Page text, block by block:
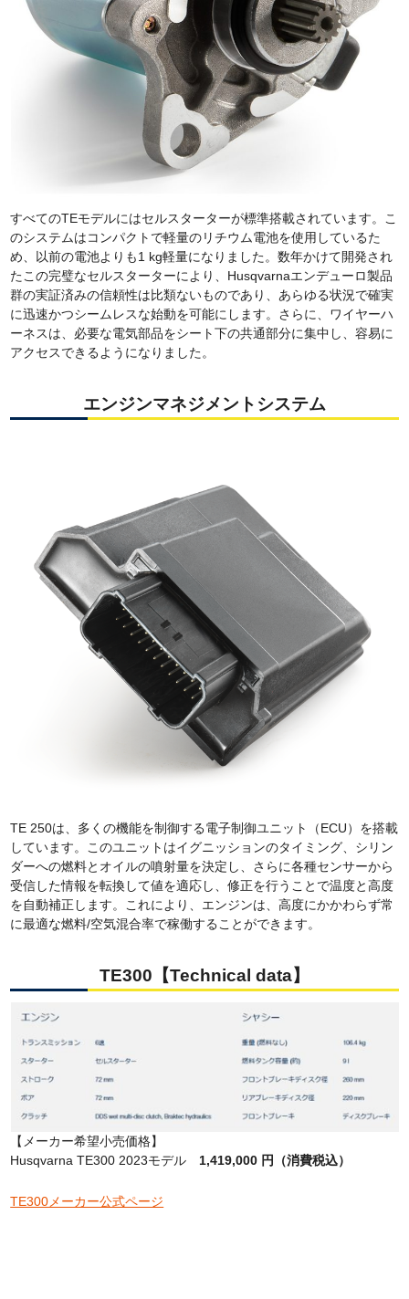
すべてのTEモデルにはセルスターターが標準搭載されています。こ
のシステムはコンパクトで軽量のリチウム電池を使用しているた
め、以前の電池よりも1 kg軽量になりました。数年かけて開発され
たこの完璧なセルスターターにより、Husqvarnaエンデューロ製品
群の実証済みの信頼性は比類ないものであり、あらゆる状況で確実
に迅速かつシームレスな始動を可能にします。さらに、ワイヤーハ
ーネスは、必要な電気部品をシート下の共通部分に集中し、容易に
アクセスできるようになりました。
エンジンマネジメントシステム
TE 250は、多くの機能を制御する電子制御ユニット（ECU）を搭載
しています。このユニットはイグニッションのタイミング、シリン
ダーへの燃料とオイルの噴射量を決定し、さらに各種センサーから
受信した情報を転換して値を適応し、修正を行うことで温度と高度
を自動補正します。これにより、エンジンは、高度にかかわらず常
に最適な燃料/空気混合率で稼働することができます。
TE300【Technical data】
【メーカー希望小売価格】
Husqvarna TE300 2023モデル 1,419,000 円（消費税込）
TE300メーカー公式ページ